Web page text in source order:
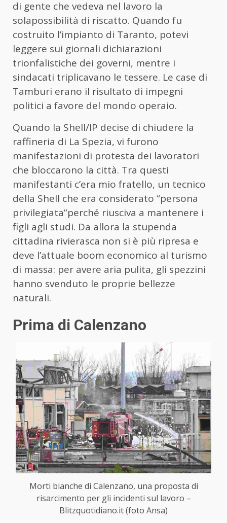
di gente che vedeva nel lavoro la
solapossibilità di riscatto. Quando fu
costruito l’impianto di Taranto, potevi
leggere sui giornali dichiarazioni
trionfalistiche dei governi, mentre i
sindacati triplicavano le tessere. Le case di
Tamburi erano il risultato di impegni
politici a favore del mondo operaio.
Quando la Shell/IP decise di chiudere la
raffineria di La Spezia, vi furono
manifestazioni di protesta dei lavoratori
che bloccarono la città. Tra questi
manifestanti c’era mio fratello, un tecnico
della Shell che era considerato “persona
privilegiata”perché riusciva a mantenere i
figli agli studi. Da allora la stupenda
cittadina rivierasca non si è più ripresa e
deve l’attuale boom economico al turismo
di massa: per avere aria pulita, gli spezzini
hanno svenduto le proprie bellezze
naturali.
Prima di Calenzano
Morti bianche di Calenzano, una proposta di
risarcimento per gli incidenti sul lavoro –
Blitzquotidiano.it (foto Ansa)